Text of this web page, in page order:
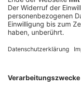
bestellt, um die
sind
Nienborg im
angefordert.
durch